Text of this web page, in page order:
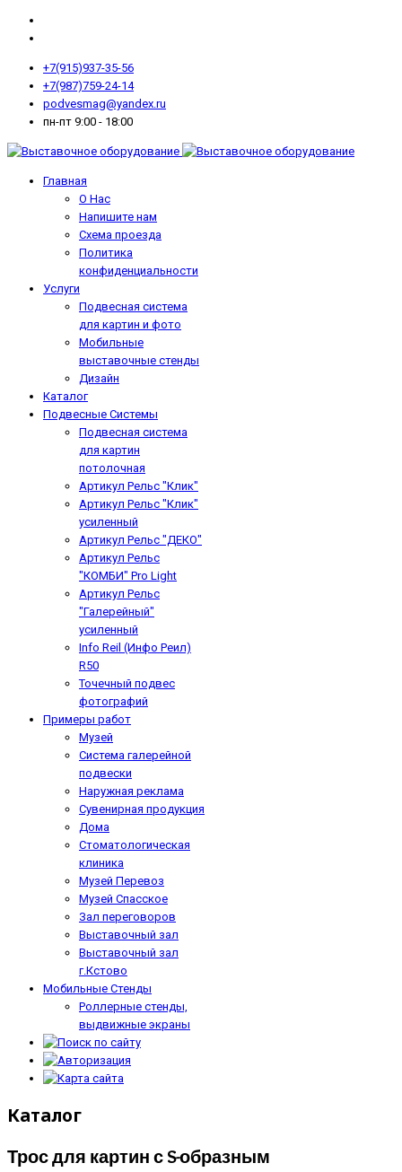
+7(915)937-35-56
+7(987)759-24-14
podvesmag@yandex.ru
пн-пт 9:00 - 18:00
Главная
О Нас
Напишите нам
Схема проезда
Политика
конфиденциальности
Услуги
Подвесная система
для картин и фото
Мобильные
выставочные стенды
Дизайн
Каталог
Подвесные Системы
Подвесная система
для картин
потолочная
Артикул Рельс "Клик"
Артикул Рельс "Клик"
усиленный
Артикул Рельс "ДЕКО"
Артикул Рельс
"КОМБИ" Pro Light
Артикул Рельс
"Галерейный"
усиленный
Info Reil (Инфо Реил)
R50
Точечный подвес
фотографий
Примеры работ
Музей
Система галерейной
подвески
Наружная реклама
Сувенирная продукция
Дома
Стоматологическая
клиника
Музей Перевоз
Музей Спасское
Зал переговоров
Выставочный зал
Выставочный зал
г.Кстово
Мобильные Стенды
Роллерные стенды,
выдвижные экраны
Каталог
Трос для картин с S-образным